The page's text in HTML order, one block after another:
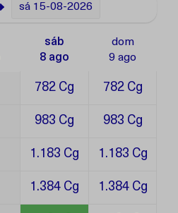
sá 15-08-2026
sáb
8 ago
dom
9 ago
782 Cg 782 Cg
983 Cg 983 Cg
1.183 Cg 1.183 Cg
1.384 Cg 1.384 Cg